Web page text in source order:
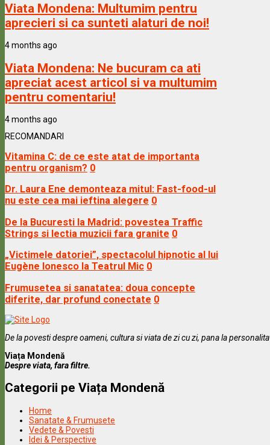
Viata Mondena: Multumim pentru
aprecieri si ca sunteti alaturi de noi!
4 months ago
Viata Mondena: Ne bucuram ca ati
apreciat acest articol si va multumim
pentru comentariu!
4 months ago
RECOMANDARI
Vitamina C: de ce este atat de importanta
pentru organism? 0
Dr. Laura Ene demonteaza mitul: Fast-food-ul
nu este cea mai ieftina alegere 0
De la Bucuresti la Madrid: povestea Traffic
Strings si lectia muzicii fara granite 0
„Victimele datoriei”, spectacolul hipnotic al lui
Eugène Ionesco la Teatrul Mic 0
Frumusetea si sanatatea: doua concepte
diferite, dar profund conectate 0
De la povesti despre oameni, cultura si viata de zi cu zi, pana la
Viața Mondenă
Despre viata, fara filtre.
Categorii pe Viața Mondenă
Home
Sanatate & Frumusete
Vedete & Povesti
Idei & Perspective